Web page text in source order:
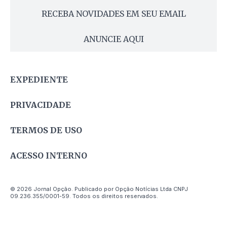
RECEBA NOVIDADES EM SEU EMAIL
ANUNCIE AQUI
EXPEDIENTE
PRIVACIDADE
TERMOS DE USO
ACESSO INTERNO
© 2026 Jornal Opção. Publicado por Opção Notícias Ltda CNPJ
09.236.355/0001-59. Todos os direitos reservados.